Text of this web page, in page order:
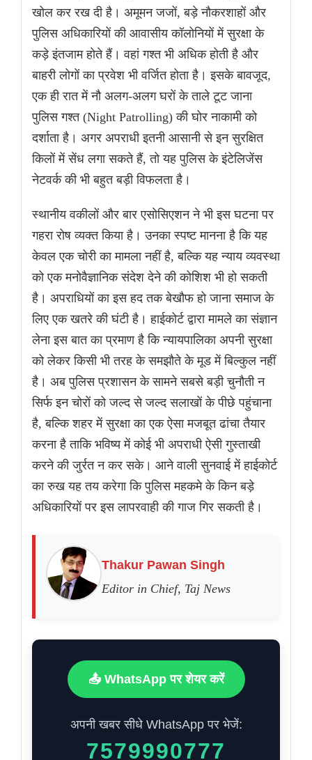
खोल कर रख दी है। अमूमन जजों, बड़े नौकरशाहों और
पुलिस अधिकारियों की आवासीय कॉलोनियों में सुरक्षा के
कड़े इंतजाम होते हैं। वहां गश्त भी अधिक होती है और
बाहरी लोगों का प्रवेश भी वर्जित होता है। इसके बावजूद,
एक ही रात में नौ अलग-अलग घरों के ताले टूट जाना
पुलिस गश्त (Night Patrolling) की घोर नाकामी को
दर्शाता है। अगर अपराधी इतनी आसानी से इन सुरक्षित
किलों में सेंध लगा सकते हैं, तो यह पुलिस के इंटेलिजेंस
नेटवर्क की भी बहुत बड़ी विफलता है।
स्थानीय वकीलों और बार एसोसिएशन ने भी इस घटना पर
गहरा रोष व्यक्त किया है। उनका स्पष्ट मानना है कि यह
केवल एक चोरी का मामला नहीं है, बल्कि यह न्याय व्यवस्था
को एक मनोवैज्ञानिक संदेश देने की कोशिश भी हो सकती
है। अपराधियों का इस हद तक बेखौफ हो जाना समाज के
लिए एक खतरे की घंटी है। हाईकोर्ट द्वारा मामले का संज्ञान
लेना इस बात का प्रमाण है कि न्यायपालिका अपनी सुरक्षा
को लेकर किसी भी तरह के समझौते के मूड में बिल्कुल नहीं
है। अब पुलिस प्रशासन के सामने सबसे बड़ी चुनौती न
सिर्फ इन चोरों को जल्द से जल्द सलाखों के पीछे पहुंचाना
है, बल्कि शहर में सुरक्षा का एक ऐसा मजबूत ढांचा तैयार
करना है ताकि भविष्य में कोई भी अपराधी ऐसी गुस्ताखी
करने की जुर्रत न कर सके। आने वाली सुनवाई में हाईकोर्ट
का रुख यह तय करेगा कि पुलिस महकमे के किन बड़े
अधिकारियों पर इस लापरवाही की गाज गिर सकती है।
Thakur Pawan Singh
Editor in Chief, Taj News
📤 WhatsApp पर शेयर करें
अपनी खबर सीधे WhatsApp पर भेजें:
7579990777